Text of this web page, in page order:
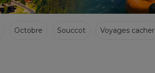
Octobre Souccot Voyages cacher